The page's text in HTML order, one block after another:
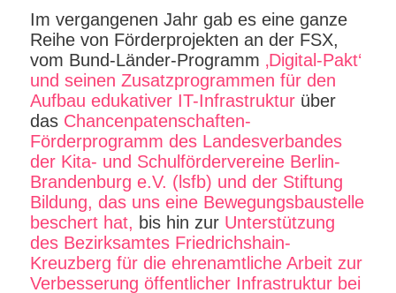
Im vergangenen Jahr gab es eine ganze
Reihe von Förderprojekten an der FSX,
vom Bund-Länder-Programm ‚Digital-Pakt‘
und seinen Zusatzprogrammen für den
Aufbau edukativer IT-Infrastruktur über
das Chancenpatenschaften-
Förderprogramm des Landesverbandes
der Kita- und Schulfördervereine Berlin-
Brandenburg e.V. (lsfb) und der Stiftung
Bildung, das uns eine Bewegungsbaustelle
beschert hat, bis hin zur Unterstützung
des Bezirksamtes Friedrichshain-
Kreuzberg für die ehrenamtliche Arbeit zur
Verbesserung öffentlicher Infrastruktur bei